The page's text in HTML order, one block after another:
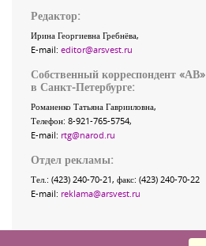
Редактор:
Ирина Георгиевна Гребнёва,
E-mail: editor@arsvest.ru
Собственный корреспондент «АВ»
в Санкт-Петербурге:
Романенко Татьяна Гаврииловна,
Телефон: 8-921-765-5754,
E-mail: rtg@narod.ru
Отдел рекламы:
Тел.: (423) 240-70-21, факс: (423) 240-70-22
E-mail: reklama@arsvest.ru